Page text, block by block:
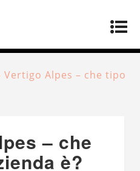
Vertigo Alpes – che tipo
– che
è?